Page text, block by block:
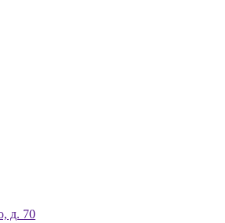
д. 70